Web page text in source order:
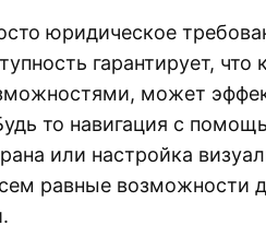
юридическое
гарантирует, что
может
то навигация с
или настройка
равные возможности